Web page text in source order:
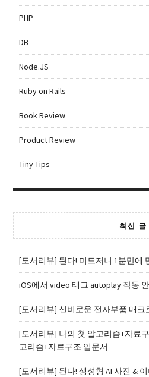
PHP
DB
Node.JS
Ruby on Rails
Book Review
Product Review
Tiny Tips
최신 글
[도서리뷰] 된다! 미드저니 1분만에
iOS에서 video 태그 autoplay 작동
[도서리뷰] 신비로운 전자부품 매크
[도서리뷰] 나의 첫 알고리즘+자료
고리즘+자료구조 입문서
[도서리뷰] 된다! 생성형 AI 사진 &